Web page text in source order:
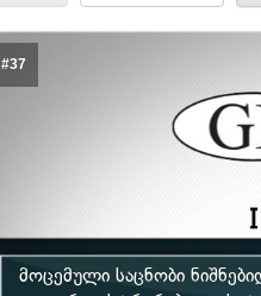
#37
მოცემული საცნობი